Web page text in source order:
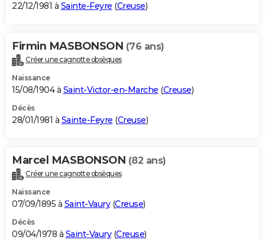
22/12/1981 à Sainte-Feyre (Creuse)
Firmin MASBONSON (76 ans)
Créer une cagnotte obsèques
Naissance
15/08/1904 à Saint-Victor-en-Marche (Creuse)
Décès
28/01/1981 à Sainte-Feyre (Creuse)
Marcel MASBONSON (82 ans)
Créer une cagnotte obsèques
Naissance
07/09/1895 à Saint-Vaury(Creuse)
Décès
09/04/1978 à Saint-Vaury(Creuse)